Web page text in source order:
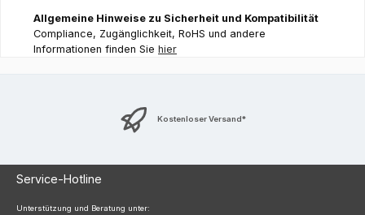
Allgemeine Hinweise zu Sicherheit und Kompatibilität
Compliance, Zugänglichkeit, RoHS und andere
Informationen finden Sie hier
Kostenloser Versand*
Service-Hotline
Unterstützung und Beratung unter: